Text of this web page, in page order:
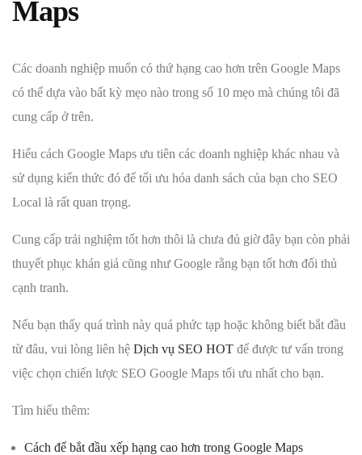
Maps
Các doanh nghiệp muốn có thứ hạng cao hơn trên Google Maps
có thể dựa vào bất kỳ mẹo nào trong số 10 mẹo mà chúng tôi đã
cung cấp ở trên.
Hiểu cách Google Maps ưu tiên các doanh nghiệp khác nhau và
sử dụng kiến thức đó để tối ưu hóa danh sách của bạn cho SEO
Local là rất quan trọng.
Cung cấp trải nghiệm tốt hơn thôi là chưa đủ giờ đây bạn còn phải
thuyết phục khán giả cũng như Google rằng bạn tốt hơn đối thủ
cạnh tranh.
Nếu bạn thấy quá trình này quá phức tạp hoặc không biết bắt đầu
từ đâu, vui lòng liên hệ Dịch vụ SEO HOT để được tư vấn trong
việc chọn chiến lược SEO Google Maps tối ưu nhất cho bạn.
Tìm hiểu thêm:
Cách để bắt đầu xếp hạng cao hơn trong Google Maps